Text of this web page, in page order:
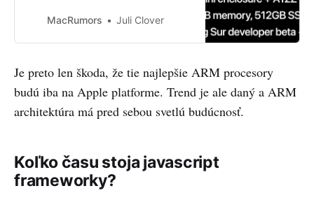
developers this morning to help
MacRumors Juli Clover
Je preto len škoda, že tie najlepšie ARM procesory
budú iba na Apple platforme. Trend je ale daný a ARM
architektúra má pred sebou svetlú budúcnosť.
Koľko času stoja javascript
frameworky?